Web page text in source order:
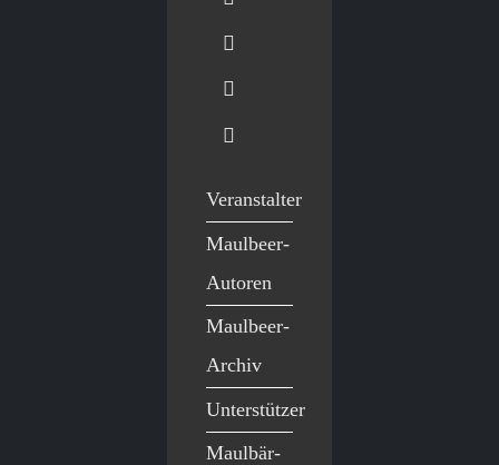
Veranstalter
Maulbeer-
Autoren
Maulbeer-
Archiv
Unterstützer
Maulbär-